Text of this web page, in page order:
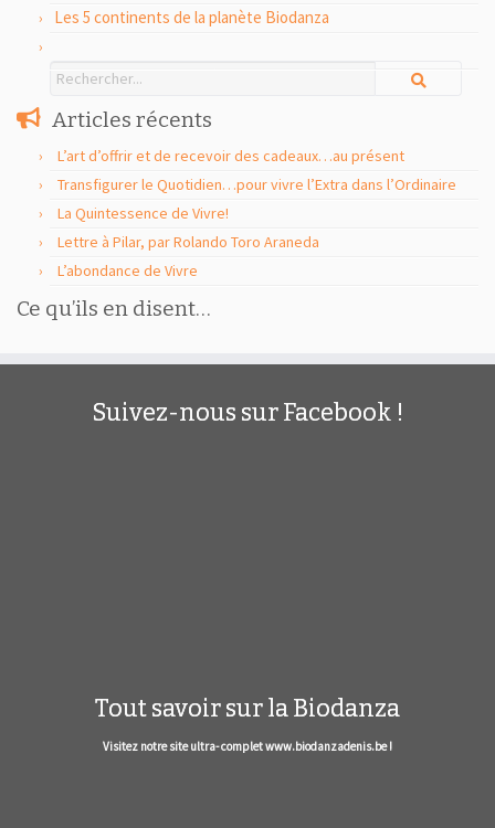
Les 5 continents de la planète Biodanza
Articles récents
L’art d’offrir et de recevoir des cadeaux…au présent
Transfigurer le Quotidien…pour vivre l’Extra dans l’Ordinaire
La Quintessence de Vivre!
Lettre à Pilar, par Rolando Toro Araneda
L’abondance de Vivre
Ce qu’ils en disent…
Suivez-nous sur Facebook !
Tout savoir sur la Biodanza
Visitez notre site ultra- complet www.biodanzadenis.be !